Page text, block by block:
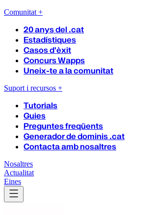
Comunitat +
20 anys del .cat
Estadístiques
Casos d'èxit
Concurs Wapps
Uneix-te a la comunitat
Suport i recursos +
Tutorials
Guies
Preguntes freqüents
Generador de dominis .cat
Contacta amb nosaltres
Nosaltres
Actualitat
Eines